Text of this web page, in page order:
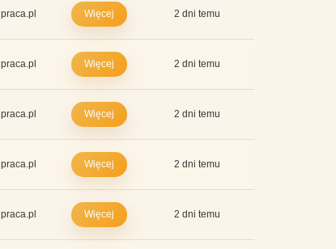
praca.pl Więcej 2 dni temu
praca.pl Więcej 2 dni temu
praca.pl Więcej 2 dni temu
praca.pl Więcej 2 dni temu
praca.pl Więcej 2 dni temu